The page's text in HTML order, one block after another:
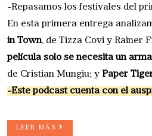
-Repasamos los festivales del
En esta primera entrega
in Town, de Tizza Covi y Rainer
película solo se necesita un arma
de Cristian Mungiu; y Paper
-Este podcast cuenta con el
LEER MÁS